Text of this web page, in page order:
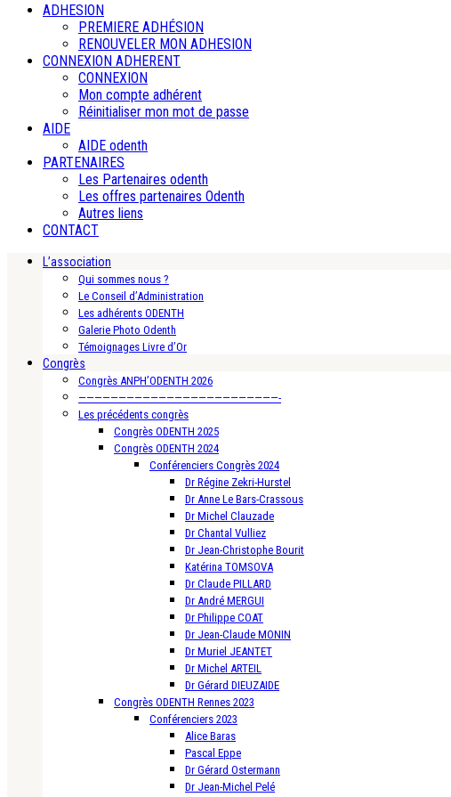
ADHESION
PREMIERE ADHÉSION
RENOUVELER MON ADHESION
CONNEXION ADHERENT
CONNEXION
Mon compte adhérent
Réinitialiser mon mot de passe
AIDE
AIDE odenth
PARTENAIRES
Les Partenaires odenth
Les offres partenaires Odenth
Autres liens
CONTACT
L’association
Qui sommes nous ?
Le Conseil d’Administration
Les adhérents ODENTH
Galerie Photo Odenth
Témoignages Livre d’Or
Congrès
Congrès ANPH’ODENTH 2026
—————————————————————————-
Les précédents congrès
Congrès ODENTH 2025
Congrès ODENTH 2024
Conférenciers Congrès 2024
Dr Régine Zekri-Hurstel
Dr Anne Le Bars-Crassous
Dr Michel Clauzade
Dr Chantal Vulliez
Dr Jean-Christophe Bourit
Katérina TOMSOVA
Dr Claude PILLARD
Dr André MERGUI
Dr Philippe COAT
Dr Jean-Claude MONIN
Dr Muriel JEANTET
Dr Michel ARTEIL
Dr Gérard DIEUZAIDE
Congrès ODENTH Rennes 2023
Conférenciers 2023
Alice Baras
Pascal Eppe
Dr Gérard Ostermann
Dr Jean-Michel Pelé